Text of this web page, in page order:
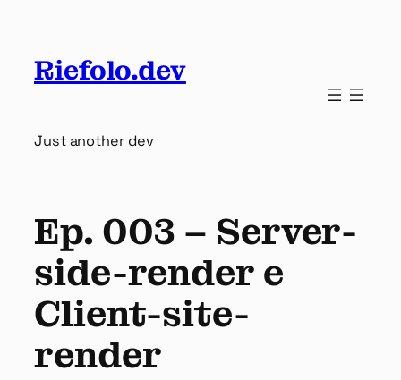
Riefolo.dev
Just another dev
Ep. 003 – Server-
side-render e
Client-site-
render